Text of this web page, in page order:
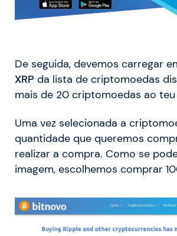
De seguida, devemos carregar
XRP da lista de criptomoedas
mais de 20 criptomoedas ao teu
Uma vez selecionada a
quantidade que queremos
realizar a compra. Como se
imagem, escolhemos comprar